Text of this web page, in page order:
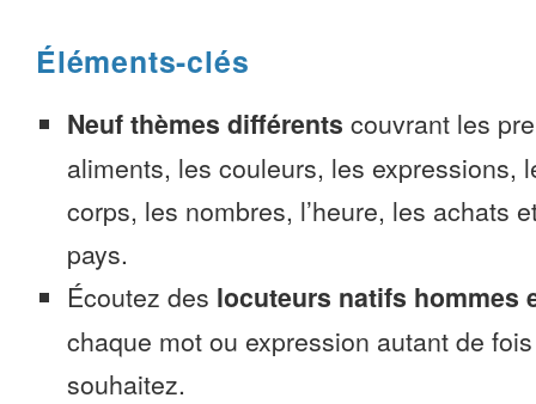
Éléments-clés
Neuf thèmes différents couvrant les
aliments, les couleurs, les expressions,
corps, les nombres, l’heure, les achats
pays.
Écoutez des locuteurs natifs hommes
chaque mot ou expression autant de
souhaitez.